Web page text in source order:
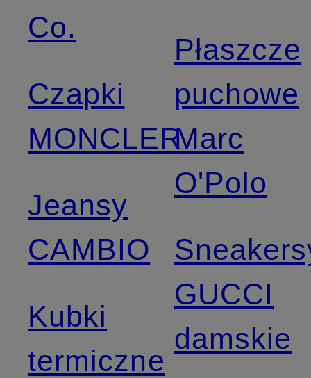
Co.
Czapki
MONCLER
Jeansy
CAMBIO
Kubki
termiczne
Płaszcze
puchowe
Marc
O'Polo
GUCCI
damskie